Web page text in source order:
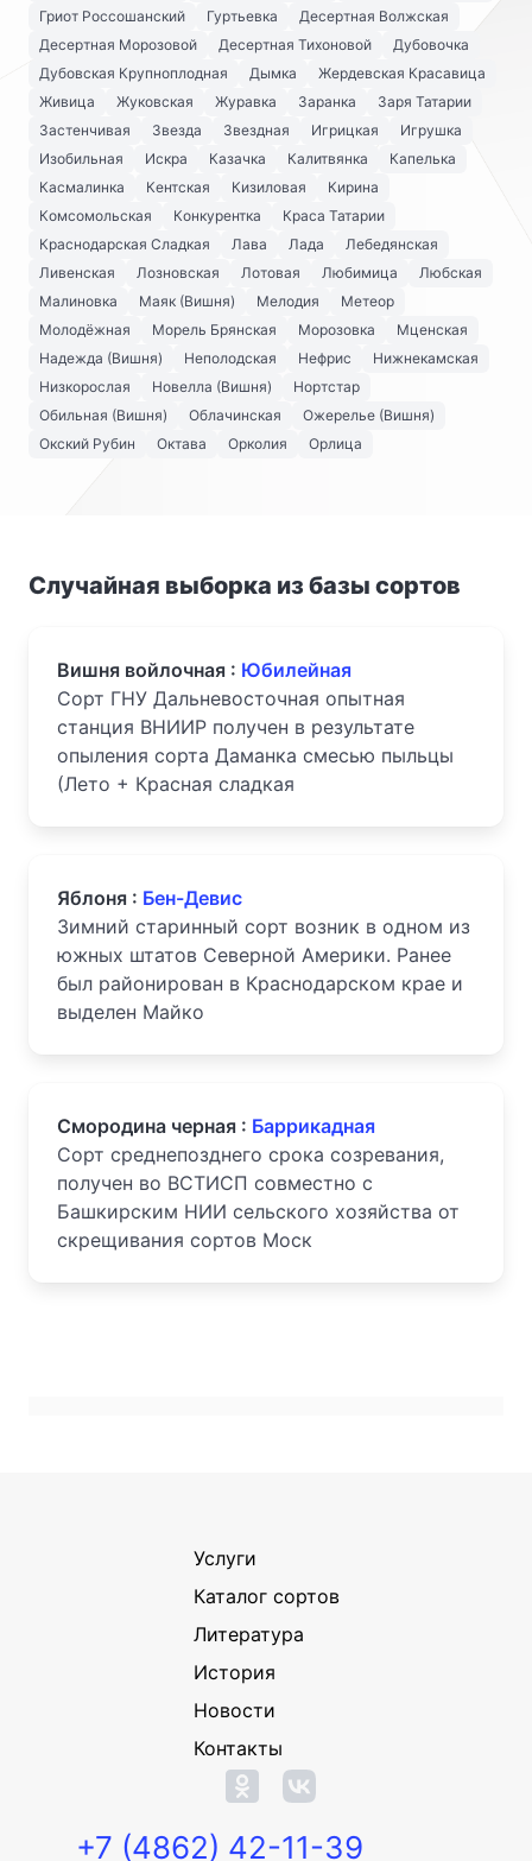
Гриот Россошанский
Гуртьевка
Десертная Волжская
Десертная Морозовой
Десертная Тихоновой
Дубовочка
Дубовская Крупноплодная
Дымка
Жердевская Красавица
Живица
Жуковская Журавка Заранка
Заря Татарии
Застенчивая
Звезда Звездная Игрицкая
Игрушка
Изобильная
Искра Казачка Калитвянка
Капелька
Касмалинка
Кентская Кизиловая
Кирина
Комсомольская
Конкурентка
Краса Татарии
Краснодарская Сладкая
Лава Лада
Лебедянская
Ливенская
Лозновская Лотовая Любимица
Любская
Малиновка
Маяк (Вишня) Мелодия
Метеор
Молодёжная
Морель Брянская Морозовка
Мценская
Надежда (Вишня)
Неполодская Нефрис
Нижнекамская
Низкорослая
Новелла (Вишня)
Нортстар
Обильная (Вишня)
Облачинская
Ожерелье (Вишня)
Окский Рубин
Октава Орколия Орлица
Случайная выборка из базы сортов
Вишня войлочная : Юбилейная
Сорт ГНУ Дальневосточная опытная
станция ВНИИР получен в результате
опыления сорта Даманка смесью пыльцы
(Лето + Красная сладкая
Яблоня : Бен-Девис
Зимний старинный сорт возник в одном из
южных штатов Северной Америки. Ранее
был районирован в Краснодарском крае и
выделен Майко
Смородина черная : Баррикадная
Сорт среднепозднего срока созревания,
получен во ВСТИСП совместно с
Башкирским НИИ сельского хозяйства от
скрещивания сортов Моск
Услуги
Каталог сортов
Литература
История
Новости
Контакты
+7 (4862) 42-11-39